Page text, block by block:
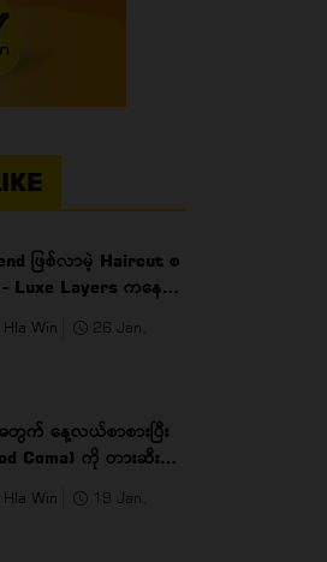
ဖြစ်လာမဲ့ Haircut စ
Luxe Layers ကနေ
Win
26 Jan,
တွက် နေ့လယ်စာစားပြီး
Coma) ကို တားဆီးပေး
Win
19 Jan,